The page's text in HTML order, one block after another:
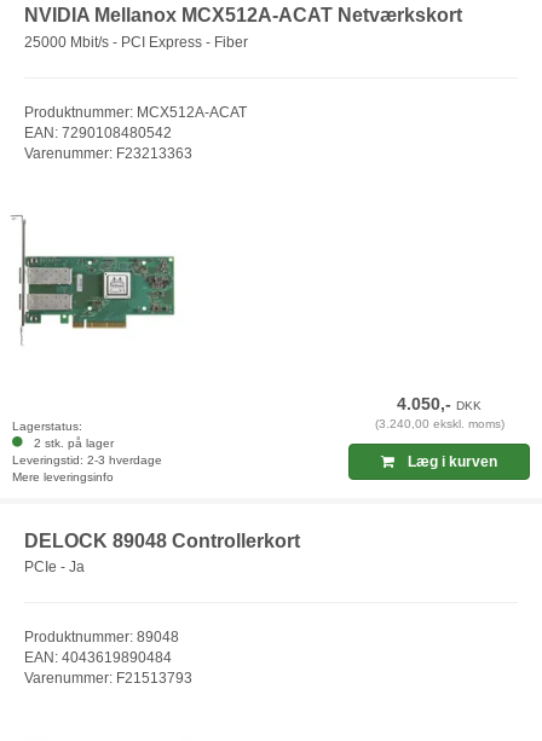
NVIDIA Mellanox MCX512A-ACAT Netværkskort
25000 Mbit/s - PCI Express - Fiber
Produktnummer: MCX512A-ACAT
EAN: 7290108480542
Varenummer: F23213363
Lagerstatus:
2 stk. på lager
Leveringstid: 2-3 hverdage
Mere leveringsinfo
4.050,-DKK
(3.240,00 ekskl. moms)
Læg i kurven
DELOCK 89048 Controllerkort
PCIe - Ja
Produktnummer: 89048
EAN: 4043619890484
Varenummer: F21513793